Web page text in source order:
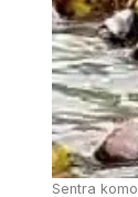
Sentra